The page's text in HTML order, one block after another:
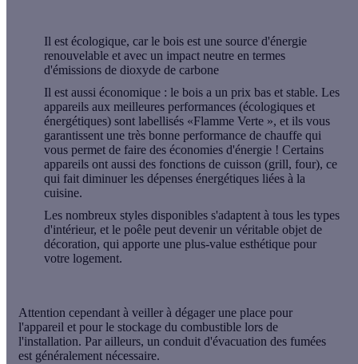
Il est écologique, car le bois est une source d'énergie
renouvelable et avec un impact neutre en termes
d'émissions de dioxyde de carbone
Il est aussi économique : le bois a un prix bas et stable. Les
appareils aux meilleures performances (écologiques et
énergétiques) sont labellisés «Flamme Verte », et ils vous
garantissent une très bonne performance de chauffe qui
vous permet de faire des économies d'énergie ! Certains
appareils ont aussi des fonctions de cuisson (grill, four), ce
qui fait diminuer les dépenses énergétiques liées à la
cuisine.
Les nombreux styles disponibles s'adaptent à tous les types
d'intérieur, et le poêle peut devenir un véritable objet de
décoration, qui apporte une plus-value esthétique pour
votre logement.
Attention cependant à veiller à dégager une place pour
l'appareil et pour le stockage du combustible lors de
l'installation. Par ailleurs, un conduit d'évacuation des fumées
est généralement nécessaire.